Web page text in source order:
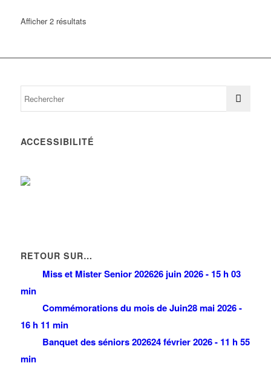
Afficher 2 résultats
ACCESSIBILITÉ
RETOUR SUR…
Miss et Mister Senior 202626 juin 2026 - 15 h 03
min
Commémorations du mois de Juin28 mai 2026 -
16 h 11 min
Banquet des séniors 202624 février 2026 - 11 h 55
min